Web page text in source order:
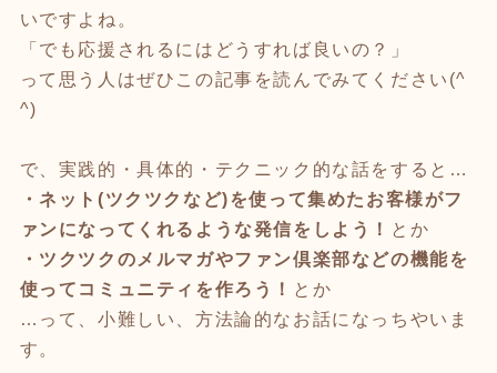
いですよね。
「でも応援されるにはどうすれば良いの？」
って思う人はぜひこの記事を読んでみてください(^
^)
で、実践的・具体的・テクニック的な話をすると…
・ネット(ツクツクなど)を使って集めたお客様がフ
ァンになってくれるような発信をしよう！ とか
・ツクツクのメルマガやファン倶楽部などの機能を
使ってコミュニティを作ろう！ とか
…って、小難しい、方法論的なお話になっちやいま
す。